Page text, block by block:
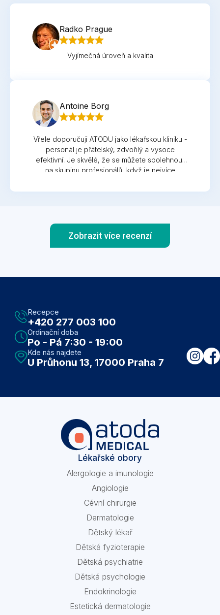
Radko Prague
Vyjímečná úroveň a kvalita
Antoine Borg
Vřele doporučuji ATODU jako lékařskou kliniku -
personál je přátelský, zdvořilý a vysoce
efektivní. Je skvělé, že se můžete spolehnout
na skupinu profesionálů, když je nejvíce
Zobrazit více recenzí
Recepce
+420 277 003 100
Ordinační doba
Po - Pá 7:30 - 19:00
Kde nás najdete
U Průhonu 13, 17000 Praha 7
Lékařské obory
Alergologie a imunologie
Angiologie
Cévní chirurgie
Dermatologie
Dětský lékař
Dětská fyzioterapie
Dětská psychiatrie
Dětská psychologie
Endokrinologie
Estetická dermatologie